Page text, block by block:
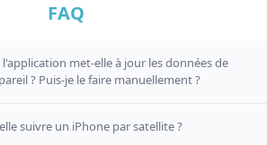
FAQ
met-elle à jour les données de
? Puis-je le faire manuellement ?
suivre un iPhone par satellite ?